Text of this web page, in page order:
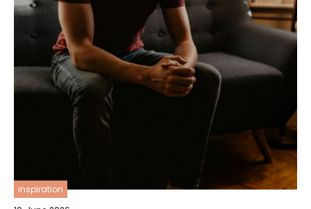
inspiration